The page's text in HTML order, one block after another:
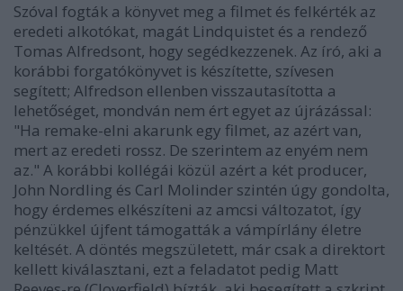
Szóval fogták a könyvet meg a filmet és felkérték az
eredeti alkotókat, magát Lindquistet és a rendező
Tomas Alfredsont, hogy segédkezzenek. Az író, aki a
korábbi forgatókönyvet is készítette, szívesen
segített; Alfredson ellenben visszautasította a
lehetőséget, mondván nem ért egyet az újrázással:
"Ha remake-elni akarunk egy filmet, az azért van,
mert az eredeti rossz. De szerintem az enyém nem
az." A korábbi kollégái közül azért a két producer,
John Nordling és Carl Molinder szintén úgy gondolta,
hogy érdemes elkészíteni az amcsi változatot, így
pénzükkel újfent támogatták a vámpírlány életre
keltését. A döntés megszületett, már csak a direktort
kellett kiválasztani, ezt a feladatot pedig Matt